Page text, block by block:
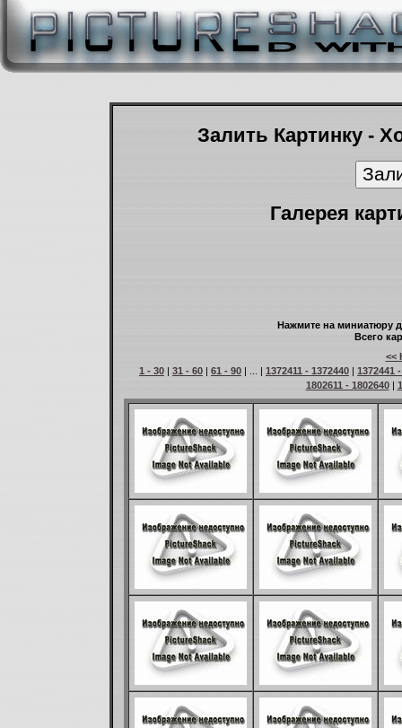
Залить Картинку -
Галерея
Нажмите на миниатюру
Всего
<<
1 - 30 | 31 - 60 | 61 - 90 | ... | 1372411 - 1372440 | 1372441
1802611 - 1802640|